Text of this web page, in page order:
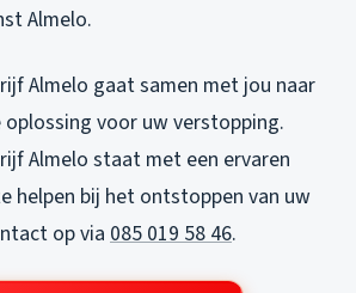
Almelo.
Almelo gaat samen met jou naar
oplossing voor uw verstopping.
Almelo staat met een ervaren
helpen bij het ontstoppen van uw
op via 085 019 58 46.